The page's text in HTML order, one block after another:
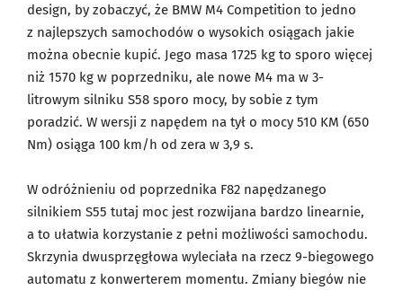
design, by zobaczyć, że BMW M4 Competition to jedno
z najlepszych samochodów o wysokich osiągach jakie
można obecnie kupić. Jego masa 1725 kg to sporo więcej
niż 1570 kg w poprzedniku, ale nowe M4 ma w 3-
litrowym silniku S58 sporo mocy, by sobie z tym
poradzić. W wersji z napędem na tył o mocy 510 KM (650
Nm) osiąga 100 km/h od zera w 3,9 s.
W odróżnieniu od poprzednika F82 napędzanego
silnikiem S55 tutaj moc jest rozwijana bardzo linearnie,
a to ułatwia korzystanie z pełni możliwości samochodu.
Skrzynia dwusprzęgłowa wyleciała na rzecz 9-biegowego
automatu z konwerterem momentu. Zmiany biegów nie